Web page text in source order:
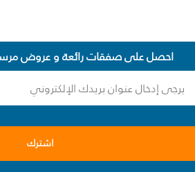
احصل على صفقات رائعة و عروض
اشترك